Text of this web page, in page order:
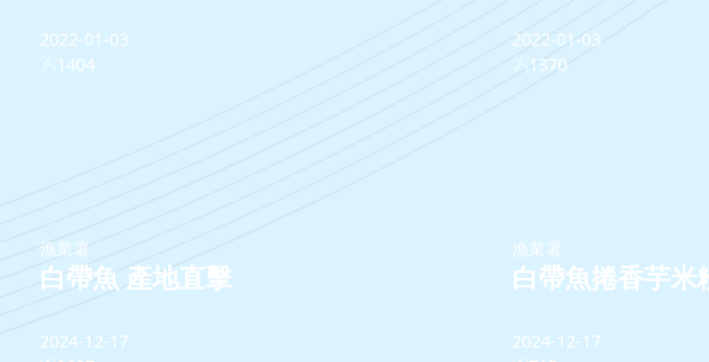
2022-01-03
1404
2022-01-03
1370
漁業署
白帶魚 產地直擊
2024-12-17
漁業署
白帶魚捲香芋米
2024-12-17